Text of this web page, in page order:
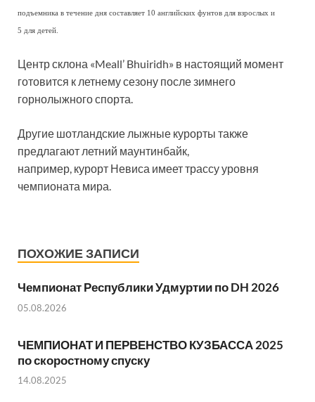
подъемника в течение дня составляет 10 английских фунтов для взрослых и
5 для детей.
Центр склона «Meall’ Bhuiridh» в настоящий момент
готовится к летнему сезону после зимнего
горнолыжного спорта.
Другие шотландские лыжные курорты также
предлагают летний маунтинбайк,
например, курорт Невиса имеет трассу уровня
чемпионата мира.
ПОХОЖИЕ ЗАПИСИ
Чемпионат Республики Удмуртии по DH 2026
05.08.2026
ЧЕМПИОНАТ И ПЕРВЕНСТВО КУЗБАССА 2025
по скоростному спуску
14.08.2025